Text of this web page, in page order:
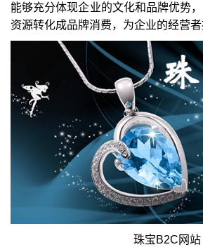
能够充分体现企业的文化和品牌优势
资源转化成品牌消费，为企业的经营者
珠宝B2C网站